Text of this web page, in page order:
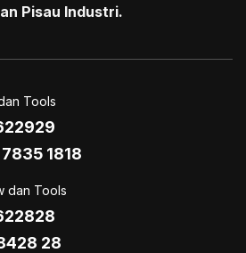
Pisau Industri.
Tools
1818
dan Tools
28